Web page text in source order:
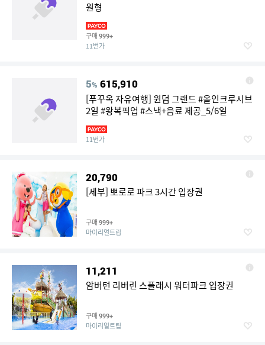
원형
구매 999+
11번가
5% 615,910
[푸꾸옥 자유여행] 윈덤 그랜드 #올인크루시브
2일 #왕복픽업 #스낵+음료 제공_5/6일
11번가
20,790
[세부] 뽀로로 파크 3시간 입장권
구매 999+
마이리얼트립
11,211
암버턴 리버린 스플래시 워터파크 입장권
구매 999+
마이리얼트립